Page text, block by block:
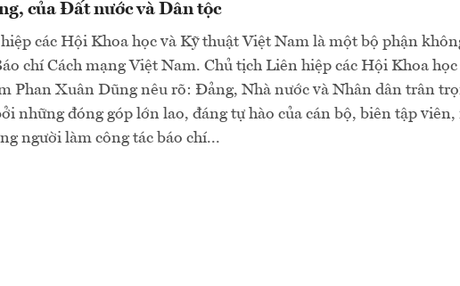
của Đất nước và Dân tộc
các Hội Khoa học và Kỹ thuật Việt Nam là một bộ phận
chí Cách mạng Việt Nam. Chủ tịch Liên hiệp các Hội Khoa học
Phan Xuân Dũng nêu rõ: Đảng, Nhà nước và Nhân dân trân
những đóng góp lớn lao, đáng tự hào của cán bộ, biên tập viên,
người làm công tác báo chí...